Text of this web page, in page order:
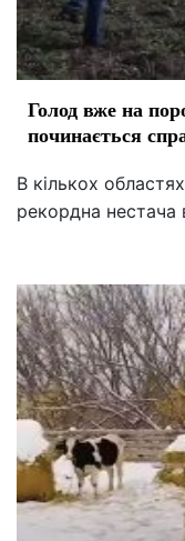
Голод вже на
починається
В кількох
рекордна нестача